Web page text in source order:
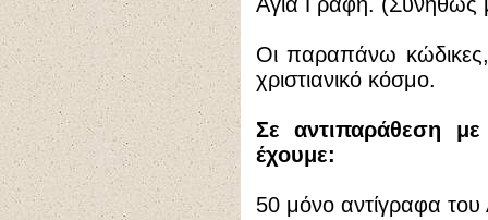
Οι παραπάνω
χριστιανικό κόσμο.
Σε αντιπαράθεση
έχουμε:
50 μόνο αντίγραφα του